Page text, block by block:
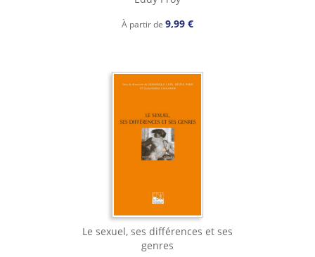
À partir de 9,99 €
Le sexuel, ses différences et ses
genres